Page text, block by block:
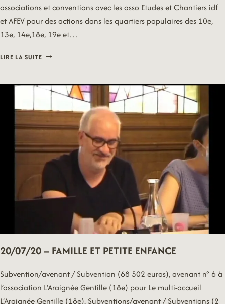
associations et conventions avec les asso Etudes et Chantiers idf
et AFEV pour des actions dans les quartiers populaires des 10e,
13e, 14e,18e, 19e et…
LIRE LA SUITE20/07/20
SCOLAIRES
20/07/20 – FAMILLE ET PETITE ENFANCE
Subvention/avenant / Subvention (68 502 euros), avenant n° 6 à
l’association L’Araignée Gentille (18e) pour Le multi-accueil
L’Araignée Gentille (18e). Subventions/avenant / Subventions (2